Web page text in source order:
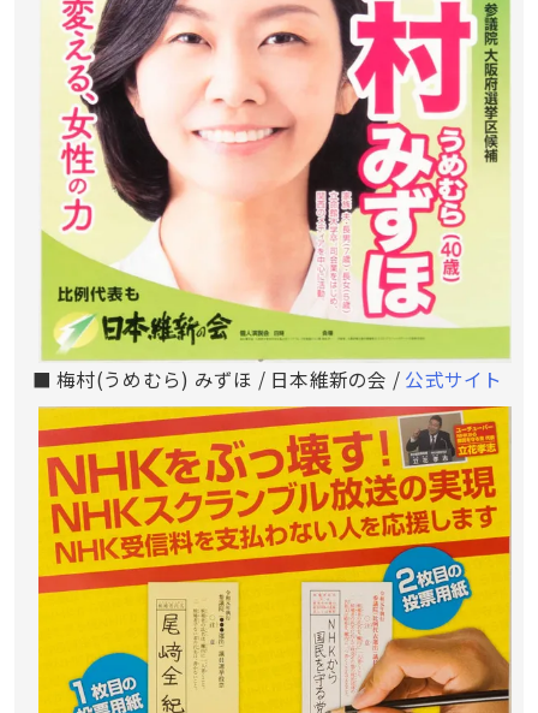
■ 梅村(うめむら) みずほ / 日本維新の会 / 公式サイト